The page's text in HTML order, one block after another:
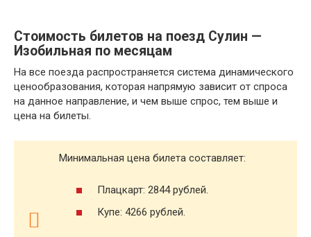
Стоимость билетов на поезд Сулин —
Изобильная по месяцам
На все поезда распространяется система динамического
ценообразования, которая напрямую зависит от спроса
на данное направление, и чем выше спрос, тем выше и
цена на билеты.
Минимальная цена билета составляет:
Плацкарт: 2844 рублей.
Купе: 4266 рублей.